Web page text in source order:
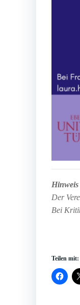
Der
Bei
Teilen mit: